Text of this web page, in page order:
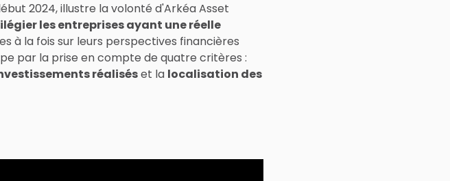
2024, illustre la volonté d'Arkéa Asset
les entreprises ayant une réelle
à la fois sur leurs perspectives financières
par la prise en compte de quatre critères :
réaliséset la localisation des